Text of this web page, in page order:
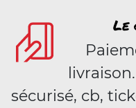
Le
sécurisé, cb,